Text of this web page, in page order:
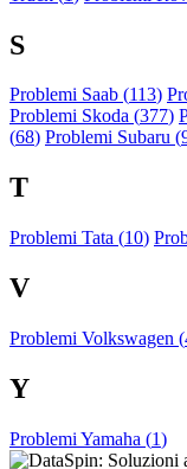
S
Problemi Saab (113)
Problemi Skoda (377)
(68) Problemi Subaru (
T
Problemi Tata (10)
V
Problemi Volkswagen (
Y
Problemi Yamaha (1)